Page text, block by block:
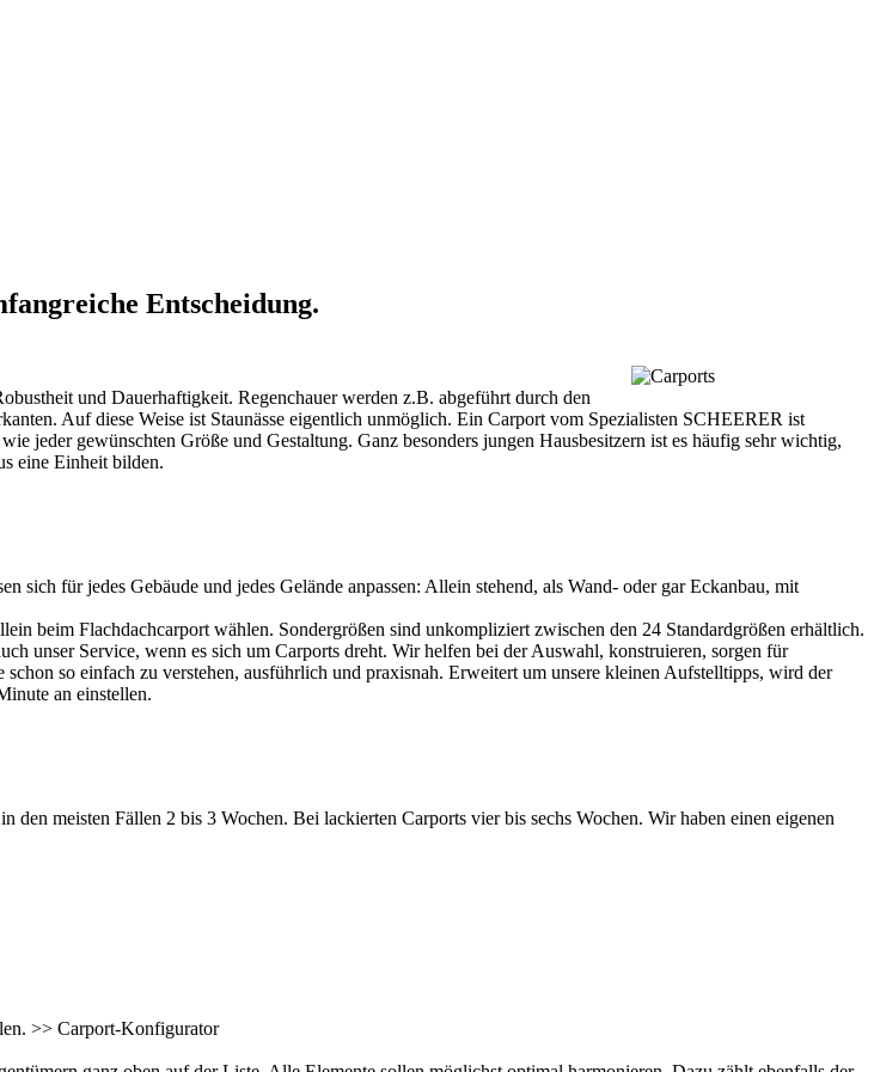
Entscheidung.
und Dauerhaftigkeit. Regenchauer werden z.B. abgeführt durch den
Auf diese Weise ist Staunässe eigentlich unmöglich. Ein Carport vom Spezialisten SCHEERER ist
jeder gewünschten Größe und Gestaltung. Ganz besonders jungen Hausbesitzern ist es häufig sehr wichtig,
eine Einheit bilden.
sich für jedes Gebäude und jedes Gelände anpassen: Allein stehend, als Wand- oder gar Eckanbau, mit
beim Flachdachcarport wählen. Sondergrößen sind unkompliziert zwischen den 24 Standardgrößen erhältlich.
unser Service, wenn es sich um Carports dreht. Wir helfen bei der Auswahl, konstruieren, sorgen für
so einfach zu verstehen, ausführlich und praxisnah. Erweitert um unsere kleinen Aufstelltipps, wird der
an einstellen.
meisten Fällen 2 bis 3 Wochen. Bei lackierten Carports vier bis sechs Wochen. Wir haben einen eigenen
>> Carport-Konfigurator